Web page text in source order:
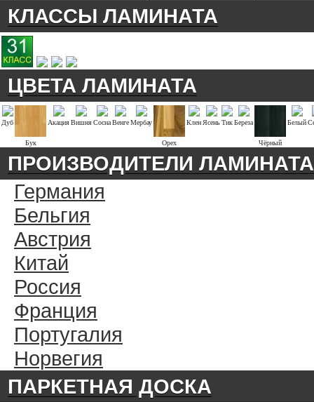
КЛАССЫ ЛАМИНАТА
ЦВЕТА ЛАМИНАТА
Дуб
Бук
АкацияВишняСоснаВенгеМербау
Орех
Клен ЯсеньТикБереза
Чёрный
Белый
ПРОИЗВОДИТЕЛИ ЛАМИНАТА
Германия
Бельгия
Австрия
Китай
Россия
Франция
Португалия
Норвегия
ПАРКЕТНАЯ ДОСКА